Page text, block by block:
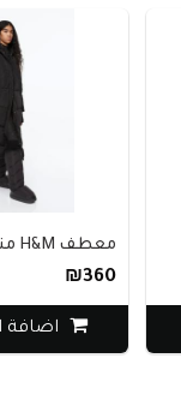
معطف H&M منفوش بغطا..
₪360
اضافة